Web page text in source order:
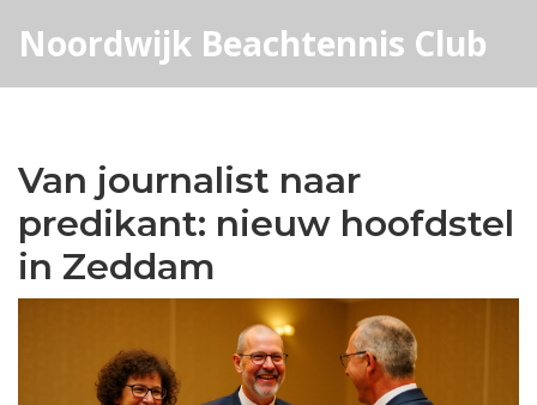
Noordwijk Beachtennis Club
Van journalist naar
predikant: nieuw hoofdstel
in Zeddam